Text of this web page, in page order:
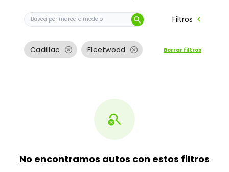
Buscar auto por marca o modelo
search Filtros chevron_left
Cadillac cancel Fleetwood cancel Borrar filtros
search_off
No encontramos autos con estos filtros